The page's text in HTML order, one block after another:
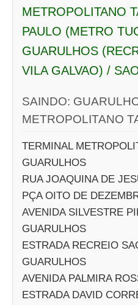
METROPOLITANO
PAULO (METRO
GUARULHOS
VILA GALVAO) /
SAINDO:
METROPOLITANO
TERMINAL
GUARULHOS
RUA JOAQUINA DE
PÇA OITO DE
AVENIDA SILVESTRE
GUARULHOS
ESTRADA RECREIO
GUARULHOS
AVENIDA PALMIRA
ESTRADA DAVID